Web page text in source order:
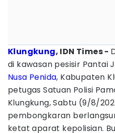
Klungkung, IDN Times -
di kawasan pesisir Pantai
Nusa Penida, Kabupaten
petugas Satuan Polisi
Klungkung, Sabtu (9/8/
pembongkaran
ketat aparat kepolisian.